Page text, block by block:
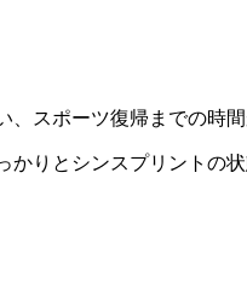
スポーツ復帰までの時間
りとシンスプリントの